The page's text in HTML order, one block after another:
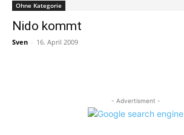
Ohne Kategorie
Nido kommt
Sven - 16. April 2009
- Advertisment -